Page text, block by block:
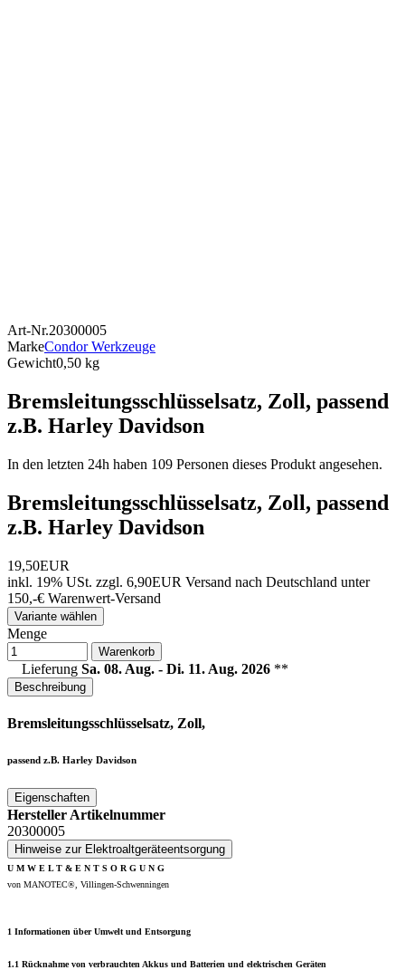
Art-Nr.20300005
MarkeCondor Werkzeuge
Gewicht0,50 kg
Bremsleitungsschlüsselsatz, Zoll, passend
z.B. Harley Davidson
In den letzten 24h haben 109 Personen dieses Produkt angesehen.
Bremsleitungsschlüsselsatz, Zoll, passend
z.B. Harley Davidson
19,50EUR
inkl. 19% USt. zzgl. 6,90EUR Versand nach Deutschland unter
150,-€ Warenwert-Versand
Variante wählen
Menge
Warenkorb
Lieferung Sa. 08. Aug. - Di. 11. Aug. 2026 **
Beschreibung
Bremsleitungsschlüsselsatz, Zoll,
passend z.B. Harley Davidson
Eigenschaften
Hersteller Artikelnummer
20300005
Hinweise zur Elektroaltgeräteentsorgung
U M W E L T & E N T S O R G U N G
von MANOTEC®, Villingen-Schwenningen
1 Informationen über Umwelt und Entsorgung
1.1 Rücknahme von verbrauchten Akkus und Batterien und elektrischen Geräten